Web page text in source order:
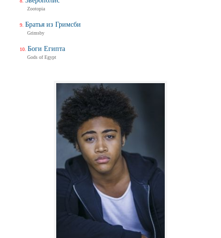
Zootopia
Братья из Гримсби
Grimsby
Боги Египта
Gods of Egypt